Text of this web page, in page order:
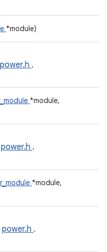
*module)
power.h .
*module,
power.h .
*module,
power.h .